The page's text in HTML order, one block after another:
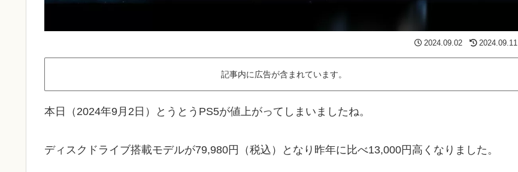
2024.09.02 2024.09.11
記事内に広告が含まれています。
本日（2024年9月2日）とうとうPS5が値上がってしまいましたね。
ディスクドライブ搭載モデルが79,980円（税込）となり昨年に比べ13,000円高くなりました。